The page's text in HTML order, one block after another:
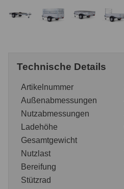
Technische Details
Artikelnummer
Außenabmessungen
Nutzabmessungen
Ladehöhe
Gesamtgewicht
Nutzlast
Bereifung
Stützrad